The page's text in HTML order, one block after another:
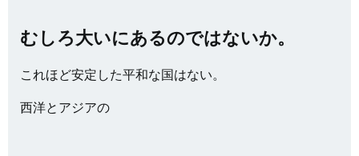
むしろ大いにあるのではないか。
これほど安定した平和な国はない。
西洋とアジアの